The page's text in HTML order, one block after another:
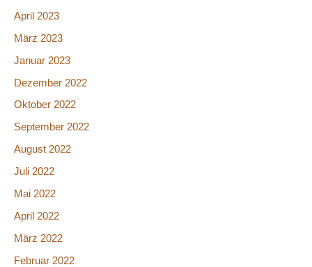
April 2023
März 2023
Januar 2023
Dezember 2022
Oktober 2022
September 2022
August 2022
Juli 2022
Mai 2022
April 2022
März 2022
Februar 2022